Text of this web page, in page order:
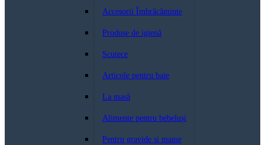
Accesorii Îmbrăcăminte
Produse de igienă
Scutece
Articole pentru baie
La masă
Alimente pentru bebeluși
Pentru gravide si mame